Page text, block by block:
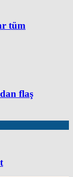
tüm
flaş